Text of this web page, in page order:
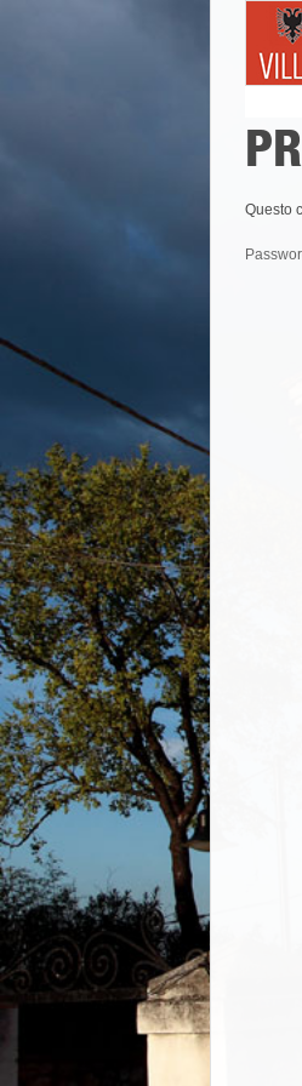
Questo